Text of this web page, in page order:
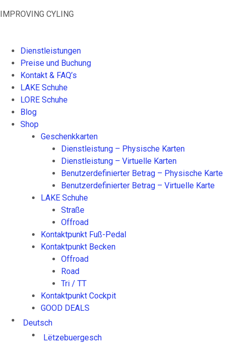
S
IMPROVING CYLING
Dienstleistungen
Preise und Buchung
Kontakt & FAQ’s
LAKE Schuhe
LORE Schuhe
Blog
Shop
Geschenkkarten
Dienstleistung – Physische Karten
Dienstleistung – Virtuelle Karten
Benutzerdefinierter Betrag – Physische Karte
Benutzerdefinierter Betrag – Virtuelle Karte
LAKE Schuhe
Straße
Offroad
Kontaktpunkt Fuß-Pedal
Kontaktpunkt Becken
Offroad
Road
Tri / TT
Kontaktpunkt Cockpit
GOOD DEALS
Deutsch
Lëtzebuergesch